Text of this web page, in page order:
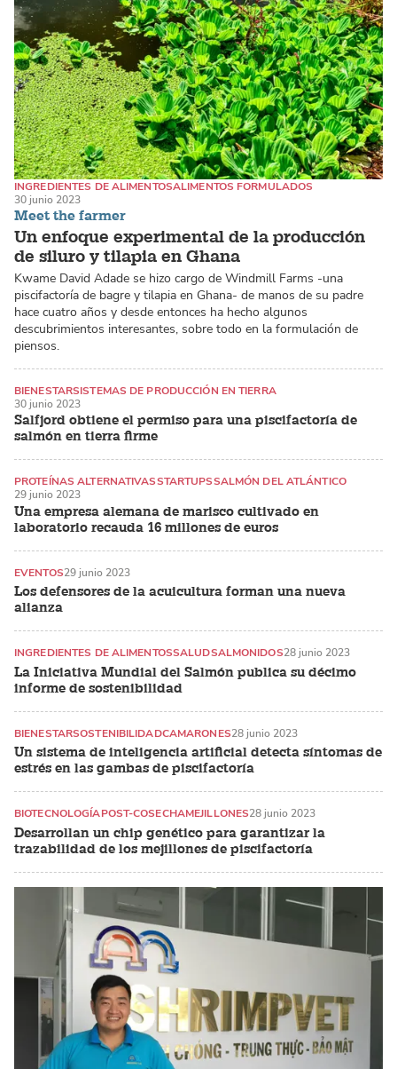
Meet the farmer
Un enfoque experimental de la producción
de siluro y tilapia en Ghana
INGREDIENTES DE ALIMENTOSALIMENTOS FORMULADOS
CATFISH / PANGASIUS
30 junio 2023
Kwame David Adade se hizo cargo de Windmill Farms -una
piscifactoría de bagre y tilapia en Ghana- de manos de su padre
hace cuatro años y desde entonces ha hecho algunos
descubrimientos interesantes, sobre todo en la formulación de
piensos.
Salfjord obtiene el permiso para una piscifactoría de
salmón en tierra firme
BIENESTARSISTEMAS DE PRODUCCIÓN EN TIERRA
SALMÓN DEL ATLÁNTICO
30 junio 2023
Una empresa alemana de marisco cultivado en
laboratorio recauda 16 millones de euros
PROTEÍNAS ALTERNATIVASSTARTUPSSALMÓN DEL ATLÁNTICO
29 junio 2023
Los defensores de la acuicultura forman una nueva
alianza
EVENTOS29 junio 2023
La Iniciativa Mundial del Salmón publica su décimo
informe de sostenibilidad
INGREDIENTES DE ALIMENTOSSALUDSALMONIDOS28 junio 2023
Un sistema de inteligencia artificial detecta síntomas de
estrés en las gambas de piscifactoría
BIENESTARSOSTENIBILIDADCAMARONES28 junio 2023
Desarrollan un chip genético para garantizar la
trazabilidad de los mejillones de piscifactoría
BIOTECNOLOGÍAPOST-COSECHAMEJILLONES28 junio 2023